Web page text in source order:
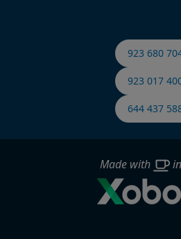
923 680
923 017
644 437
Made with